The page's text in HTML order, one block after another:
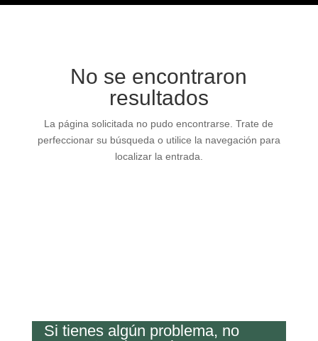
No se encontraron
resultados
La página solicitada no pudo encontrarse. Trate de
perfeccionar su búsqueda o utilice la navegación para
localizar la entrada.
Si tienes algún problema, no